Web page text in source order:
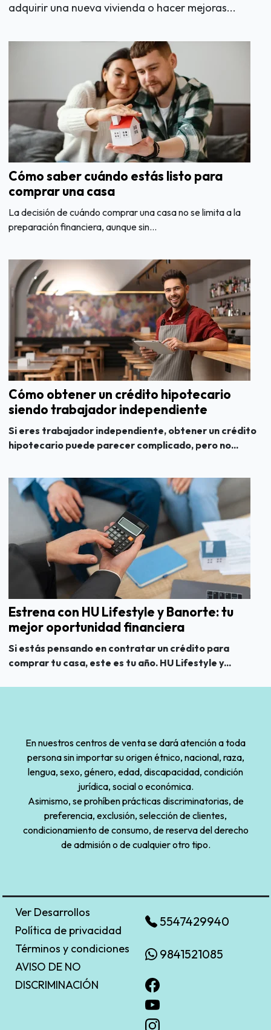
adquirir una nueva vivienda o hacer mejoras...
Cómo saber cuándo estás listo para
comprar una casa
La decisión de cuándo comprar una casa no se limita a la
preparación financiera, aunque sin...
Cómo obtener un crédito hipotecario
siendo trabajador independiente
Si eres trabajador independiente, obtener un crédito
hipotecario puede parecer complicado, pero no...
Estrena con HU Lifestyle y Banorte: tu
mejor oportunidad financiera
Si estás pensando en contratar un crédito para
comprar tu casa, este es tu año. HU Lifestyle y...
En nuestros centros de venta se dará atención a toda
persona sin importar su origen étnico, nacional, raza,
lengua, sexo, género, edad, discapacidad, condición
jurídica, social o económica.
Asimismo, se prohíben prácticas discriminatorias, de
preferencia, exclusión, selección de clientes,
condicionamiento de consumo, de reserva del derecho
de admisión o de cualquier otro tipo.
Ver Desarrollos
Política de privacidad
Términos y condiciones
AVISO DE NO
DISCRIMINACIÓN
5547429940
9841521085